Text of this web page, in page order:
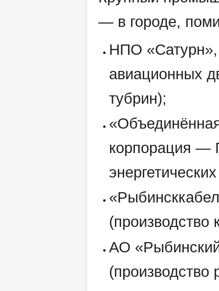
— в городе,
НПО «Сатурн»,
авиационных
тубрин);
корпорация —
(производство
АО
(производство